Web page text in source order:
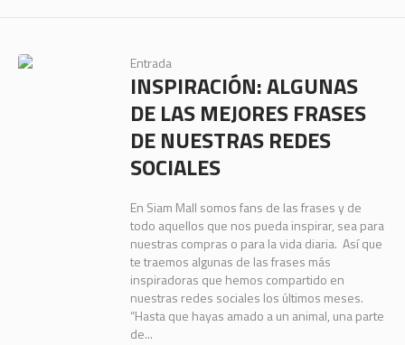
Entrada
INSPIRACIÓN: ALGUNAS
DE LAS MEJORES FRASES
DE NUESTRAS REDES
SOCIALES
En Siam Mall somos fans de las frases y de
todo aquellos que nos pueda inspirar, sea para
nuestras compras o para la vida diaria. Así que
te traemos algunas de las frases más
inspiradoras que hemos compartido en
nuestras redes sociales los últimos meses.
“Hasta que hayas amado a un animal, una parte
de...